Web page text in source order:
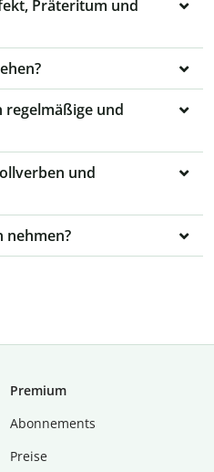
Präteritum und
regelmäßige und
und
nehmen?
Premium
Abon­ne­ments
Preise